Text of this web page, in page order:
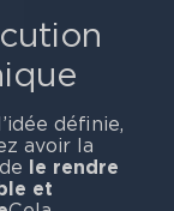
définie,
avoir la
le rendre
et